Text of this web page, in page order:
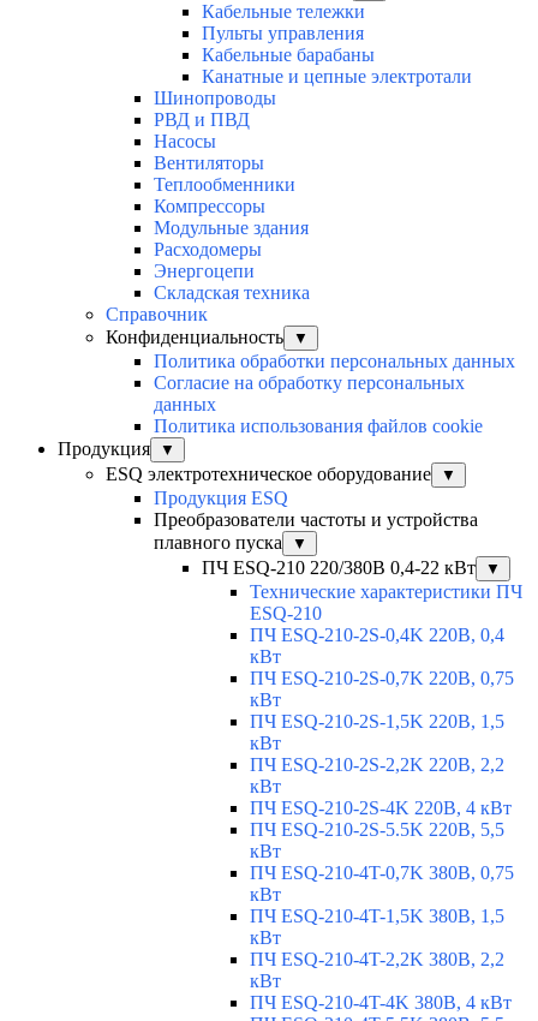
Кабельные тележки
Пульты управления
Кабельные барабаны
Канатные и цепные электротали
Шинопроводы
РВД и ПВД
Насосы
Вентиляторы
Теплообменники
Компрессоры
Модульные здания
Расходомеры
Энергоцепи
Складская техника
Справочник
Конфиденциальность
▼
Политика обработки персональных данных
Согласие на обработку персональных
данных
Политика использования файлов cookie
Продукция
▼
ESQ электротехническое оборудование ▼
Продукция ESQ
Преобразователи частоты и устройства
плавного пуска
▼
ПЧ ESQ-210 220/380В 0,4-22 кВт ▼
Технические характеристики ПЧ
ESQ-210
ПЧ ESQ-210-2S-0,4K 220В, 0,4
кВт
ПЧ ESQ-210-2S-0,7K 220В, 0,75
кВт
ПЧ ESQ-210-2S-1,5K 220В, 1,5
кВт
ПЧ ESQ-210-2S-2,2K 220В, 2,2
кВт
ПЧ ESQ-210-2S-4K 220В, 4 кВт
ПЧ ESQ-210-2S-5.5K 220В, 5,5
кВт
ПЧ ESQ-210-4T-0,7K 380В, 0,75
кВт
ПЧ ESQ-210-4T-1,5K 380В, 1,5
кВт
ПЧ ESQ-210-4T-2,2K 380В, 2,2
кВт
ПЧ ESQ-210-4T-4K 380В, 4 кВт